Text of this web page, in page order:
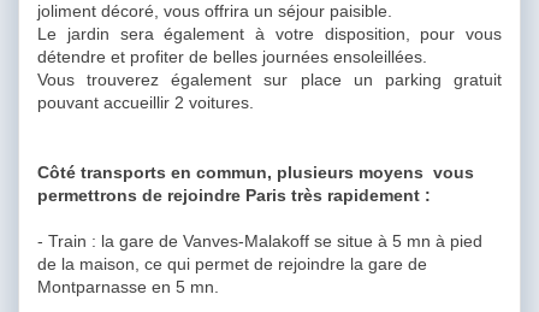
joliment décoré, vous offrira un séjour paisible.
Le jardin sera également à votre disposition, pour vous
détendre et profiter de belles journées ensoleillées.
Vous trouverez également sur place un parking gratuit
pouvant accueillir 2 voitures.
Côté transports en commun, plusieurs moyens vous
permettrons de rejoindre Paris très rapidement :
- Train : la gare de Vanves-Malakoff se situe à 5 mn à pied
de la maison, ce qui permet de rejoindre la gare de
Montparnasse en 5 mn.